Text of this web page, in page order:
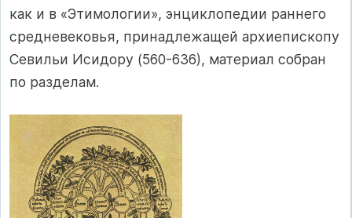
как и в «Этимологии», энциклопедии раннего
средневековья, принадлежащей архиепископу
Севильи Исидору (560-636), материал собран
по разделам.